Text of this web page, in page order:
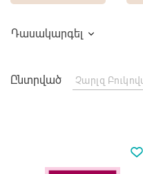
Դասակարգել
Ընտրված Չարլզ